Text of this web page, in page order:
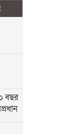
বছর